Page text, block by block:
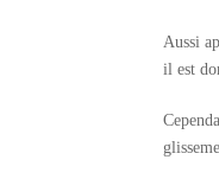
Aussi
il est